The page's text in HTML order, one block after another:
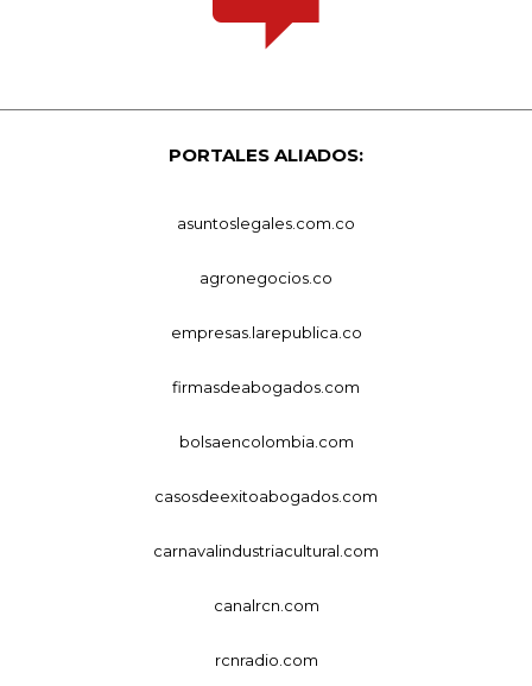
PORTALES ALIADOS:
asuntoslegales.com.co
agronegocios.co
empresas.larepublica.co
firmasdeabogados.com
bolsaencolombia.com
casosdeexitoabogados.com
carnavalindustriacultural.com
canalrcn.com
rcnradio.com